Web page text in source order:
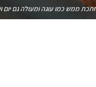
ממש כמו עוגה ומעולה גם יום